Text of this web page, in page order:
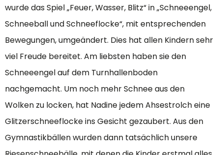
wurde das Spiel „Feuer, Wasser, Blitz“ in „Schneeengel,
Schneeball und Schneeflocke“, mit entsprechenden
Bewegungen, umgeändert. Dies hat allen Kindern sehr
viel Freude bereitet. Am liebsten haben sie den
Schneeengel auf dem Turnhallenboden
nachgemacht. Um noch mehr Schnee aus den
Wolken zu locken, hat Nadine jedem Ahsestrolch eine
Glitzerschneeflocke ins Gesicht gezaubert. Aus den
Gymnastikbällen wurden dann tatsächlich unsere